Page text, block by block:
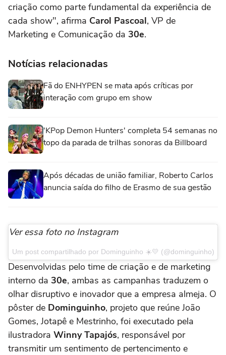
criação como parte fundamental da experiência de
cada show", afirma Carol Pascoal, VP de
Marketing e Comunicação da 30e.
Notícias relacionadas
Fã do ENHYPEN se mata após críticas por
interação com grupo em show
'KPop Demon Hunters' completa 54 semanas no
topo da parada de trilhas sonoras da Billboard
Após décadas de união familiar, Roberto Carlos
anuncia saída do filho de Erasmo de sua gestão
Ver essa foto no Instagram
Um post compartilhado por Dominguinho ☀️💛 (@dominguinho)
Desenvolvidas pelo time de criação e de marketing
interno da 30e, ambas as campanhas traduzem o
olhar disruptivo e inovador que a empresa almeja. O
pôster de Dominguinho, projeto que reúne João
Gomes, Jotapê e Mestrinho, foi executado pela
ilustradora Winny Tapajós, responsável por
transmitir um sentimento de pertencimento e